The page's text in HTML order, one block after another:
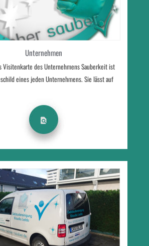
Unternehmen
Visitenkarte des Unternehmens Sauberkeit ist
eines jeden Unternehmens. Sie lässt auf